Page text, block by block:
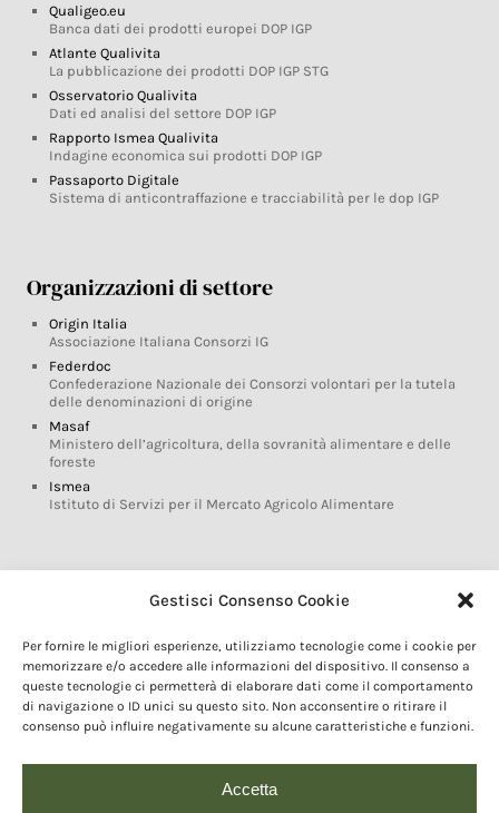
Gestisci Consenso Cookie
Per fornire le migliori esperienze, utilizziamo tecnologie come i cookie per
memorizzare e/o accedere alle informazioni del dispositivo. Il consenso a
queste tecnologie ci permetterà di elaborare dati come il comportamento
di navigazione o ID unici su questo sito. Non acconsentire o ritirare il
consenso può influire negativamente su alcune caratteristiche e funzioni.
Accetta
Qualigeo.eu
Banca dati dei prodotti europei DOP IGP
Atlante Qualivita
La pubblicazione dei prodotti DOP IGP STG
Osservatorio Qualivita
Dati ed analisi del settore DOP IGP
Rapporto Ismea Qualivita
Indagine economica sui prodotti DOP IGP
Passaporto Digitale
Sistema di anticontraffazione e tracciabilità per le dop IGP
Organizzazioni di settore
Origin Italia
Associazione Italiana Consorzi IG
Federdoc
Confederazione Nazionale dei Consorzi volontari per la tutela
delle denominazioni di origine
Masaf
Ministero dell’agricoltura, della sovranità alimentare e delle
foreste
Ismea
Istituto di Servizi per il Mercato Agricolo Alimentare
Glossario DOP IGP
Marchi DOP IGP
Normativa prodotti DOP IGP
Consorzi di Tutela
Farm To Fork e prodotti DOP IGP